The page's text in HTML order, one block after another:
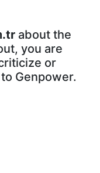
about the
you are
or
Genpower.